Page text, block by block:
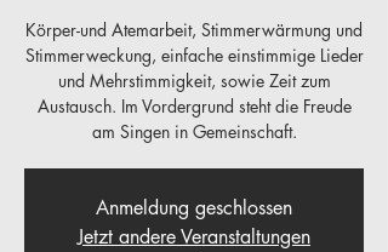
Körper-und Atemarbeit, Stimmerwärmung und
Stimmerweckung, einfache einstimmige Lieder
und Mehrstimmigkeit, sowie Zeit zum
Austausch. Im Vordergrund steht die Freude
am Singen in Gemeinschaft.
Anmeldung geschlossen
Jetzt andere Veranstaltungen